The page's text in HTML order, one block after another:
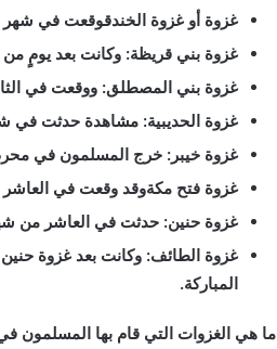
غزوة أو غزوة الخندقوقعت في شهر
غزوة بني قريظة: وكانت بعد يومٍ
غزوة بني المصطلق: ووقعت في
غزوة الحديبية: مشاهدة حدثت في
غزوة خيبر : خرج المسلمون في محرم
غزوة فتح مكةوقد وقعت في العاشر
غزوة حنين: حدثت في العاشر من
غزوة الطائف: وكانت بعد غزوة
المباركة.
ما هي الغزوات التي قام بها المسلمون